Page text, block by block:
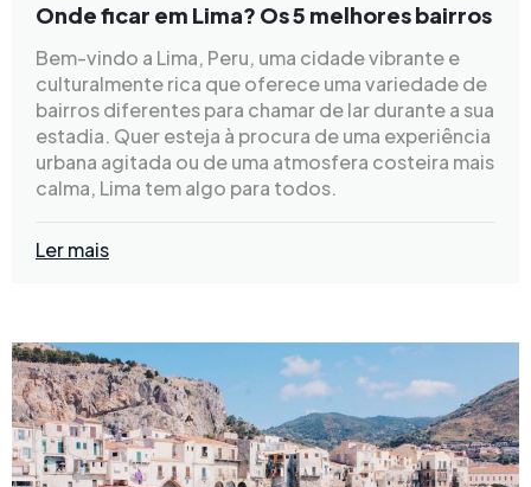
Onde ficar em Lima? Os 5 melhores bairros
Bem-vindo a Lima, Peru, uma cidade vibrante e
culturalmente rica que oferece uma variedade de
bairros diferentes para chamar de lar durante a sua
estadia. Quer esteja à procura de uma experiência
urbana agitada ou de uma atmosfera costeira mais
calma, Lima tem algo para todos.
Ler mais